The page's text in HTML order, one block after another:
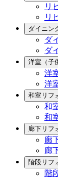
リ
リ
ダイニン
ダ
ダ
洋室（子
洋
洋
和室リフ
和
和
廊下リフ
廊
廊
階段リフ
階